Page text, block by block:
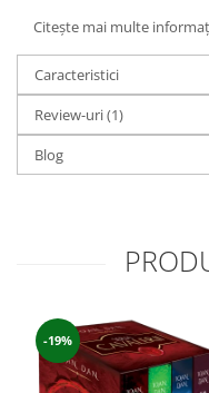
Citește mai multe
Caracteristici
Review-uri(1)
Blog
-19%